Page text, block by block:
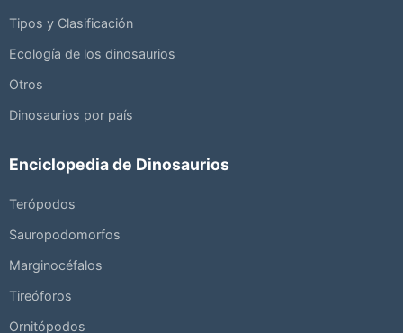
Tipos y Clasificación
Ecología de los dinosaurios
Otros
Dinosaurios por país
Enciclopedia de Dinosaurios
Terópodos
Sauropodomorfos
Marginocéfalos
Tireóforos
Ornitópodos